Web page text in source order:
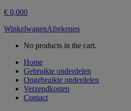
€ 0,000
WinkelwagenAfrekenen
No products in the cart.
Home
Gebruikte onderdelen
Ongebruikte onderdelen
Verzendkosten
Contact